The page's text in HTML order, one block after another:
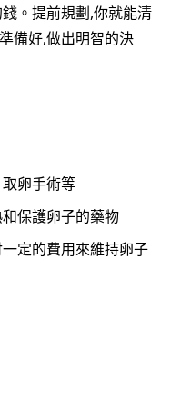
。提前規劃,你就能清
備好,做出明智的決
卵手術等
保護卵子的藥物
定的費用來維持卵子